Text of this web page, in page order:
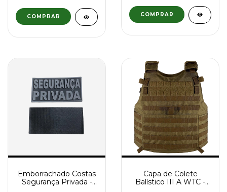
COMPRAR COMPRAR
Emborrachado Costas
Segurança Privada -
Capa de Colete
Balístico III A WTC -